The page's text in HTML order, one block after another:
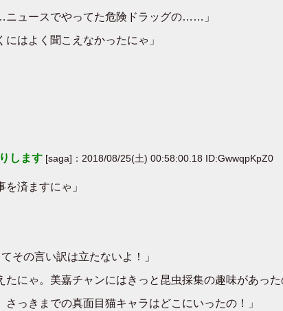
ュースでやってた危険ドラッグの……」
はよく聞こえなかったにゃ」
します [saga]：2018/08/25(土) 00:58:00.18 ID:GwwqpKpZ0
済ますにゃ」
その言い訳は立たないよ！」
にゃ。美嘉チャンにはきっと昆虫採集の趣味があった
っきまでの真面目猫キャラはどこにいったの！」